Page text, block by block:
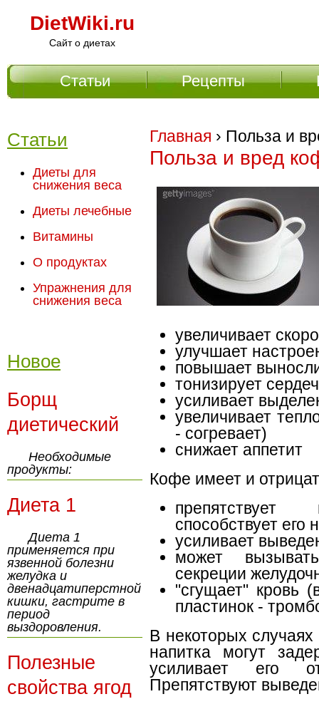
DietWiki.ru
Сайт о диетах
Главная › Польза и
Польза и вред
увеличивает
улучшает
повышает
тонизирует
усиливает
увеличивает
- согревает)
снижает аппетит
Кофе имеет и
способствует его
усиливает
может
секреции
"сгущает" кровь
пластинок -
В некоторых
напитка могут
усиливает его
Препятствуют
Главное меню
Статьи Рецепты
Статьи
Диеты для
снижения веса
Диеты лечебные
Витамины
О продуктах
Упражнения для
снижения веса
Новое
Борщ
диетический
Необходимые
продукты:
Диета 1
Диета 1
применяется при
язвенной болезни
желудка и
двенадцатиперстной
кишки, гастрите в
период
выздоровления.
Полезные
свойства ягод